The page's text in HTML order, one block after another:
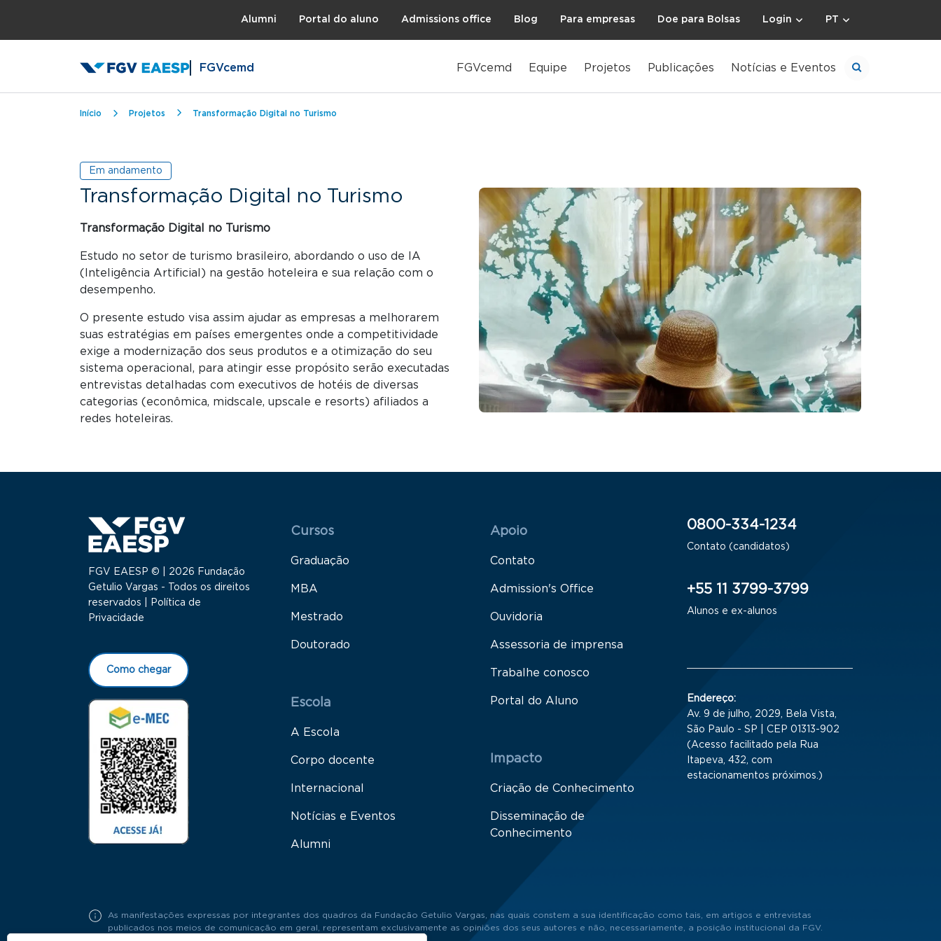
Alumni Portal do aluno Admissions office Blog Para empresas Doe para Bolsas Login PT
FGVcemd FGVcemd Equipe Projetos Publicações Notícias e Eventos
Trilha de navegação
Início Projetos Transformação Digital no Turismo
Em andamento
Transformação Digital no Turismo
Transformação Digital no Turismo
Estudo no setor de turismo brasileiro, abordando o uso de IA
(Inteligência Artificial) na gestão hoteleira e sua relação com o
desempenho.
O presente estudo visa assim ajudar as empresas a melhorarem
suas estratégias em países emergentes onde a competitividade
exige a modernização dos seus produtos e a otimização do seu
sistema operacional, para atingir esse propósito serão executadas
entrevistas detalhadas com executivos de hotéis de diversas
categorias (econômica, midscale, upscale e resorts) afiliados a
redes hoteleiras.
FGV EAESP © | 2026 Fundação
Getulio Vargas - Todos os direitos
reservados |
Política de
Privacidade
Como chegar
Menu Rodapé 1
Cursos
Graduação
MBA
Mestrado
Doutorado
Escola
A Escola
Corpo docente
Internacional
Notícias e Eventos
Alumni
Rodapé 2
Apoio
Contato
Admission's Office
Ouvidoria
Assessoria de imprensa
Trabalhe conosco
Portal do Aluno
Impacto
Criação de Conhecimento
Disseminação de
Conhecimento
0800-334-1234
Contato (candidatos)
+55 11 3799-3799
Alunos e ex-alunos
Endereço:
Av. 9 de julho, 2029, Bela Vista,
São Paulo - SP | CEP 01313-902
(Acesso facilitado pela Rua
Itapeva, 432, com
estacionamentos próximos.)
As manifestações expressas por integrantes dos quadros da Fundação Getulio Vargas, nas quais constem a sua identificação como tais, em artigos e entrevistas
publicados nos meios de comunicação em geral, representam exclusivamente as opiniões dos seus autores e não, necessariamente, a posição institucional da FGV.